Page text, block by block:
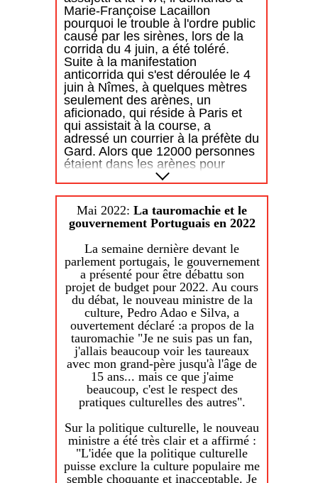
Marie-Françoise Lacaillon
pourquoi le trouble à l'ordre public
causé par les sirènes, lors de la
corrida du 4 juin, a été toléré.
Suite à la manifestation
anticorrida qui s'est déroulée le 4
juin à Nîmes, à quelques mètres
seulement des arènes, un
aficionado, qui réside à Paris et
qui assistait à la course, a
adressé un courrier à la préfète du
Gard. Alors que 12000 personnes
étaient dans les arènes pour
assister à la corrida, une
fort de la mobilisation, a fait part
de son opposition à la corrida, par
des affiches, des slogans,
quelques insultes et le bruit
incessant de sirènes. Précisant à
la représentante de l'Etat, dans un
premier temps, qu'une "corrida
n'était pas synonyme de bruits et
de fureur, comme ses détracteurs
aiment à le penser", l'aficionado
demande "pourquoi la police,
placée sous votre autorité, n'a-t-
elle pas mis fin à une telle
perturbation". Il ajoute : "Tous les
avis peuvent s'exprimer dans une
démocratie (...). En revanche, il
est anormal que soit toléré un
trouble manifeste à l'ordre public
lors d'un spectacle légalement
organisé. Or, la corrida est un
spectacle légalement autorisé
pour lequel les spectateurs ont
organisateurs, par ailleurs
bénévole, des arènes d’Alès était
cadre supérieur d’une grande
entreprise nationale, avait écrit au
PDG pour le dénoncer ( !). Il en fût
de même vis à vis des des
aumôniers d’arènes dénoncés à
leur évêque. Je m’interroge
encore pour connaitre le but
poursuivi de telles actions.
Faudra-t-il un jour que les
aficionados portent un signe
distinctif ? qu’il en soit de même
des commerces, entreprises qui
sponsorisent des activités ayant
un rapport avec la tauromachie :
expositions, films, conférences,
est sur cette funeste voie. En
effet, ayant appris que la société
BETARRA, qui dirige les arènes
biterroises, organisait dans celles-
ci cinq concerts du 7 au 11 juillet
2022 « Les nuits de Béziers » les
antis déclenchent une opération
pour dissuader les personnes de
s’y rendre, arguant notamment
qu’une partie du prix des places
serait reversée à l’École taurine
de Béziers et à l’Union des Villes
Taurines de France.
Hors cela est totalement faux ! Ce
n’est que pour les spectacles
taurins, comme prévu au contrat
liant les gestionnaires des arènes
à la Ville de Béziers, que cela est
Mai 2022: La tauromachie et le
gouvernement Portuguais en 2022
La semaine dernière devant le
parlement portugais, le gouvernement
a présenté pour être débattu son
projet de budget pour 2022. Au cours
du débat, le nouveau ministre de la
culture, Pedro Adao e Silva, a
ouvertement déclaré :a propos de la
tauromachie "Je ne suis pas un fan,
j'allais beaucoup voir les taureaux
avec mon grand-père jusqu'à l'âge de
15 ans... mais ce que j'aime
beaucoup, c'est le respect des
pratiques culturelles des autres".
Sur la politique culturelle, le nouveau
ministre a été très clair et a affirmé :
"L'idée que la politique culturelle
puisse exclure la culture populaire me
semble choquante et inacceptable. Je